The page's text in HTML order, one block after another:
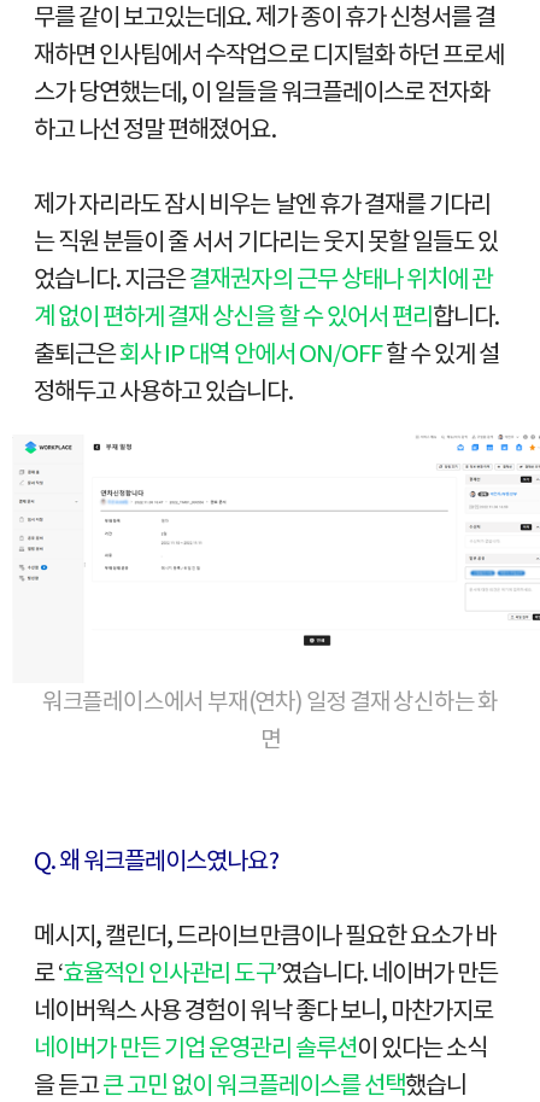
무를 같이 보고있는데요. 제가 종이 휴가 신청서를 결
재하면 인사팀에서 수작업으로 디지털화 하던 프로세
스가 당연했는데, 이 일들을 워크플레이스로 전자화
하고 나선 정말 편해졌어요.
제가 자리라도 잠시 비우는 날엔 휴가 결재를 기다리
는 직원 분들이 줄 서서 기다리는 웃지 못할 일들도 있
었습니다. 지금은결재권자의 근무 상태나 위치에 관
계 없이 편하게 결재 상신을 할 수 있어서 편리합니다.
출퇴근은회사 IP 대역 안에서 ON/OFF할 수 있게 설
정해두고 사용하고 있습니다.
워크플레이스에서 부재(연차) 일정 결재 상신하는 화
면
Q. 왜 워크플레이스였나요?
메시지, 캘린더, 드라이브만큼이나 필요한 요소가 바
로 ‘효율적인 인사관리 도구’였습니다. 네이버가 만든
네이버웍스 사용 경험이 워낙 좋다 보니, 마찬가지로
네이버가 만든 기업 운영관리 솔루션이 있다는 소식
을 듣고큰 고민 없이 워크플레이스를 선택했습니